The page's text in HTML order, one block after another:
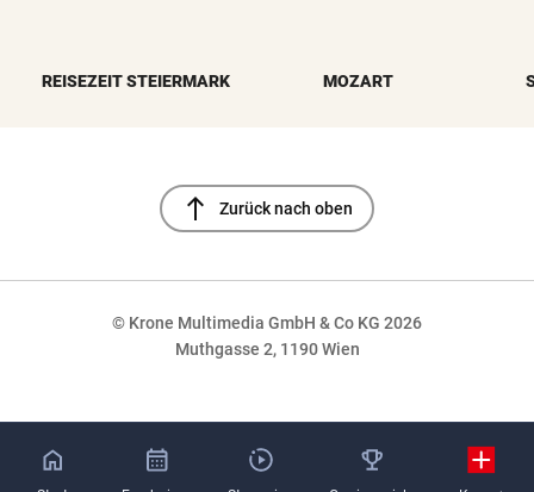
REISEZEIT STEIERMARK MOZART
north Zurück nach oben
© Krone Multimedia GmbH & Co KG 2026
Muthgasse 2, 1190 Wien
NaN%